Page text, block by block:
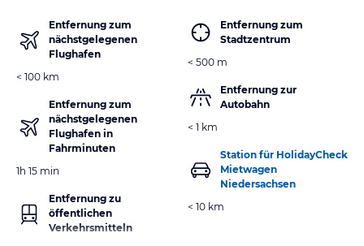
Entfernung zum
nächstgelegenen
Flughafen
< 100 km
Entfernung zum
nächstgelegenen
Flughafen in
Fahrminuten
1h 15 min
Entfernung zu
öffentlichen
Verkehrsmitteln
Entfernung zum
Stadtzentrum
< 500 m
Entfernung zur
Autobahn
< 1 km
Station für HolidayCheck
Mietwagen
Niedersachsen
< 10 km